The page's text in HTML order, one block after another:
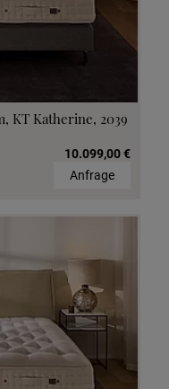
KT Katherine, 2039
10.099,00 €
Anfrage